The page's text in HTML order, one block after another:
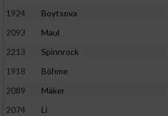
1924
Boytsova
2093
Maul
2213
Spinnrock
1918
Böhme
2089
Mäker
2074
Li